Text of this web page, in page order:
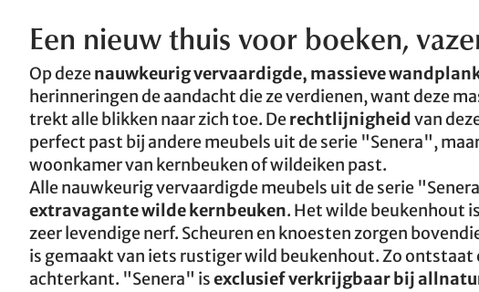
Een nieuw thuis voor boeken,
Op dezenauwkeurig vervaardigde, massieve
herinneringen de aandacht die ze verdienen, want deze
trekt alle blikken naar zich toe. Derechtlijnigheid van
perfect past bij andere meubels uit de serie "Senera",
woonkamer van kernbeuken of wildeiken past.
Alle nauwkeurig vervaardigde meubels uit de serie
extravagante wilde kernbeuken. Het wilde beukenhout
zeer levendige nerf. Scheuren en knoesten zorgen
is gemaakt van iets rustiger wild beukenhout. Zo
achterkant. "Senera" isexclusief verkrijgbaar bij